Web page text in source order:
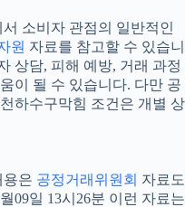
소비자 관점의 일반적인
원 자료를 참고할 수 있습니
상담, 피해 예방, 거래 과정
이 될 수 있습니다. 다만 공
하수구막힘 조건은 개별 상
용은 공정거래위원회 자료도
09일 13시26분 이런 자료는